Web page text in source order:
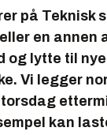
på Teknisk
en annen
og lytte til nye
Vi legger
kan